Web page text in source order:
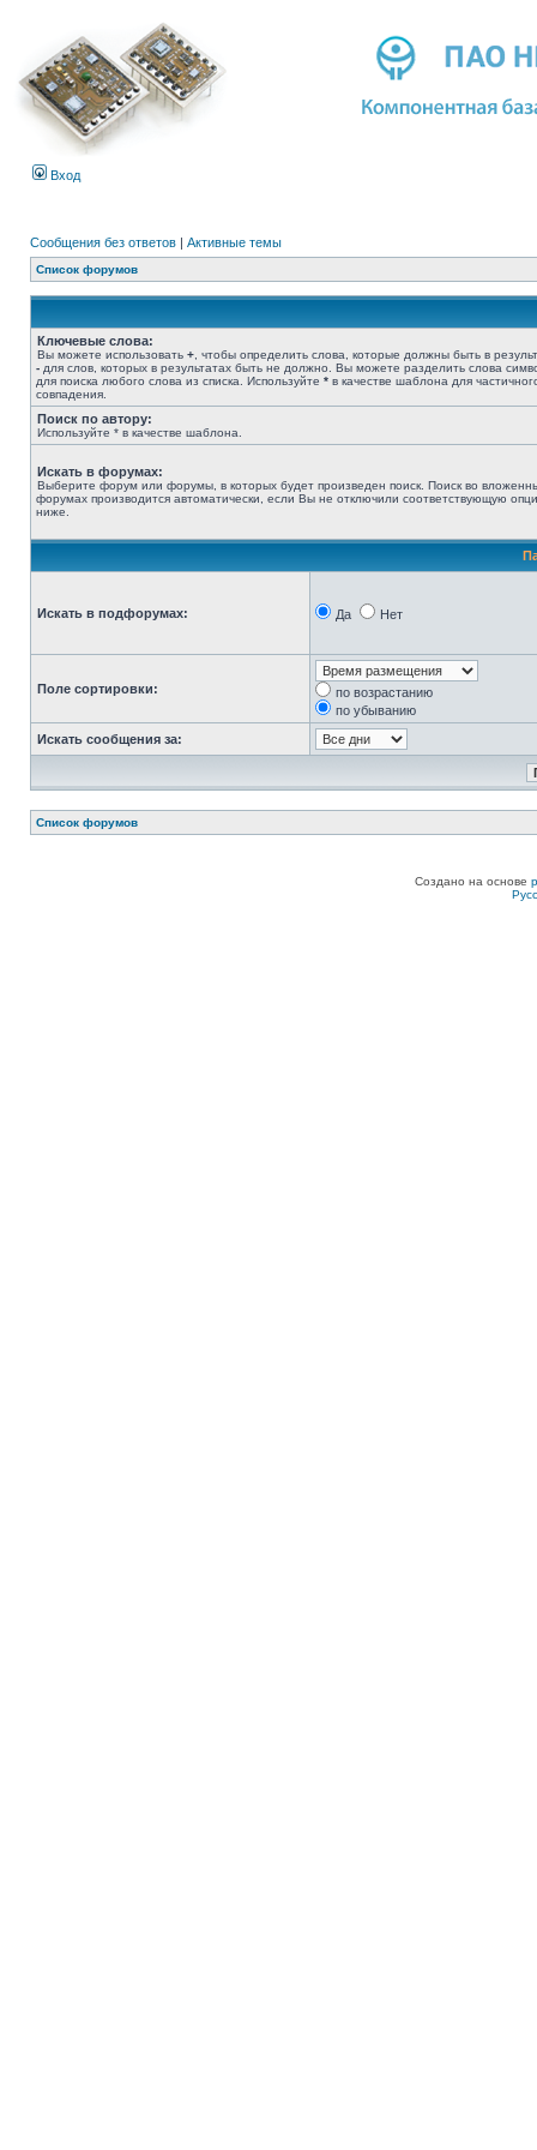
Вход
Сообщения без ответов | Активные темы
Список форумов
Ключевые слова:
Вы можете использовать + , чтобы определить слова, которые должны быть в
- для слов, которых в результатах быть не должно. Вы можете разделить слова
для поиска любого слова из списка. Используйте * в качестве шаблона для
совпадения.
Поиск по автору:
Используйте * в качестве шаблона.
Искать в форумах:
Выберите форум или форумы, в которых будет произведен поиск. Поиск во
форумах производится автоматически, если Вы не отключили соответствующую
ниже.
Искать в подфорумах: Да Нет
Поле сортировки:
по возрастанию
по убыванию
Искать сообщения за:
Список форумов
Создано на основе